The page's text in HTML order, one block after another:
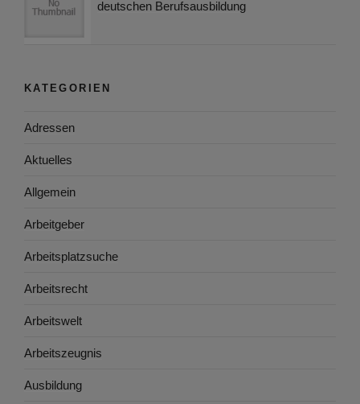
deutschen Berufsausbildung
KATEGORIEN
Adressen
Aktuelles
Allgemein
Arbeitgeber
Arbeitsplatzsuche
Arbeitsrecht
Arbeitswelt
Arbeitszeugnis
Ausbildung